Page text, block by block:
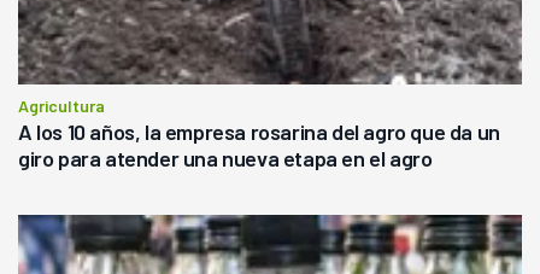
Agricultura
A los 10 años, la empresa rosarina del agro que da un
giro para atender una nueva etapa en el agro